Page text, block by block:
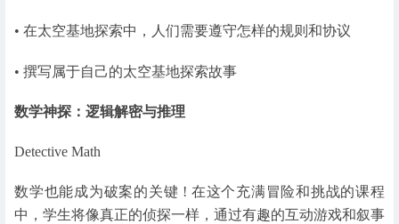
• 在太空基地探索中，人们需要遵守怎样的规则和协议
• 撰写属于自己的太空基地探索故事
数学神探：逻辑解密与推理
Detective Math
数学也能成为破案的关键 ! 在这个充满冒险和挑战的课程
中，学生将像真正的侦探一样，通过有趣的互动游戏和叙事